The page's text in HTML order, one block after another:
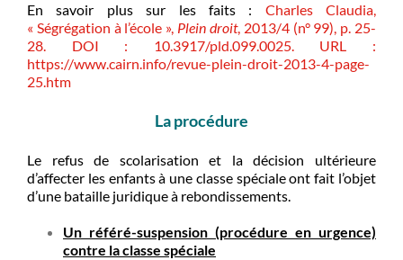
En savoir plus sur les faits : CharlesClaudia,
« Ségrégation à l’école », Plein droit, 2013/4 (n° 99), p. 25-
28. DOI : 10.3917/pld.099.0025. URL :
https://www.cairn.info/revue-plein-droit-2013-4-page-
25.htm
La procédure
Le refus de scolarisation et la décision ultérieure
d’affecter les enfants à une classe spéciale ont fait l’objet
d’une bataille juridique à rebondissements.
Un référé-suspension (procédure en urgence)
contre la classe spéciale